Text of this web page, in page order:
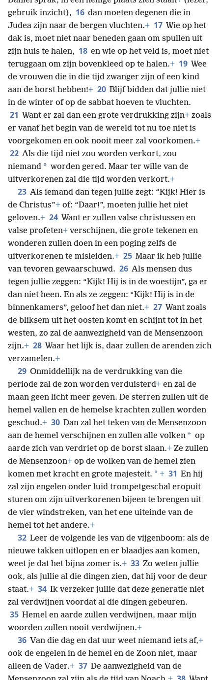
gebruik inzicht), 16 dan moeten degenen die in
Judea zijn naar de bergen vluchten.+ 17 Wie op het
dak is, moet niet naar beneden gaan om spullen uit
zijn huis te halen, 18 en wie op het veld is, moet niet
teruggaan om zijn bovenkleed op te halen.+ 19 Wee
de vrouwen die in die tijd zwanger zijn of een kind
aan de borst hebben!+ 20 Blijf bidden dat jullie niet
in de winter of op de sabbat hoeven te vluchten.
21 Want er zal dan een grote verdrukking zijn+ zoals
er vanaf het begin van de wereld tot nu toe niet is
voorgekomen en ook nooit meer zal voorkomen.+
22 Als die tijd niet zou worden verkort, zou
niemand * worden gered. Maar ter wille van de
uitverkorenen zal die tijd worden verkort.+
23 Als iemand dan tegen jullie zegt: “Kijk! Hier is
de Christus”+ of: “Daar!”, moeten jullie het niet
geloven.+ 24 Want er zullen valse christussen en
valse profeten+ verschijnen, die grote tekenen en
wonderen zullen doen in een poging zelfs de
uitverkorenen te misleiden.+ 25 Maar ik heb jullie
van tevoren gewaarschuwd. 26 Als mensen dus
tegen jullie zeggen: “Kijk! Hij is in de woestijn”, ga er
dan niet heen. En als ze zeggen: “Kijk! Hij is in de
binnenkamers”, geloof het dan niet.+ 27 Want zoals
de bliksem uit het oosten komt en schijnt tot in het
westen, zo zal de aanwezigheid van de Mensenzoon
zijn.+ 28 Waar het lijk is, daar zullen de arenden zich
verzamelen.+
29 Onmiddellijk na de verdrukking van die
periode zal de zon worden verduisterd+ en zal de
maan geen licht meer geven. De sterren zullen uit de
hemel vallen en de hemelse krachten zullen worden
geschud.+ 30 Dan zal het teken van de Mensenzoon
aan de hemel verschijnen en zullen alle volken * op
aarde zich van verdriet op de borst slaan.+ Ze zullen
de Mensenzoon+ op de wolken van de hemel zien
komen met kracht en grote majesteit. * + 31 En hij
zal zijn engelen onder luid trompetgeschal eropuit
sturen om zijn uitverkorenen bijeen te brengen uit
de vier windstreken, van het ene uiteinde van de
hemel tot het andere.+
32 Leer de volgende les van de vijgenboom: als de
nieuwe takken uitlopen en er blaadjes aan komen,
weet je dat het bijna zomer is.+ 33 Zo weten jullie
ook, als jullie al die dingen zien, dat hij voor de deur
staat.+ 34 Ik verzeker jullie dat deze generatie niet
zal verdwijnen voordat al die dingen gebeuren.
35 Hemel en aarde zullen verdwijnen, maar mijn
woorden zullen nooit verdwijnen.+
36 Van die dag en dat uur weet niemand iets af,+
ook de engelen in de hemel en de Zoon niet, maar
alleen de Vader.+ 37 De aanwezigheid van de